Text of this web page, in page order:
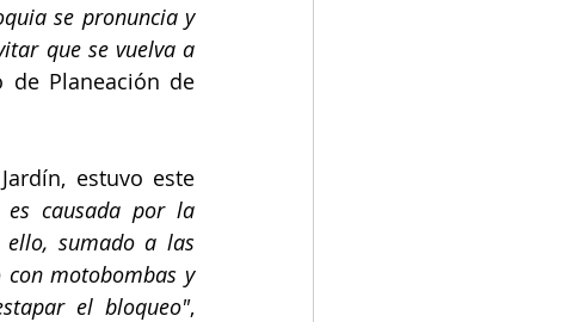
se pronuncia y
que se vuelva a
de Planeación de
estuvo este
es causada por la
ello, sumado a las
motobombas y
el bloqueo",